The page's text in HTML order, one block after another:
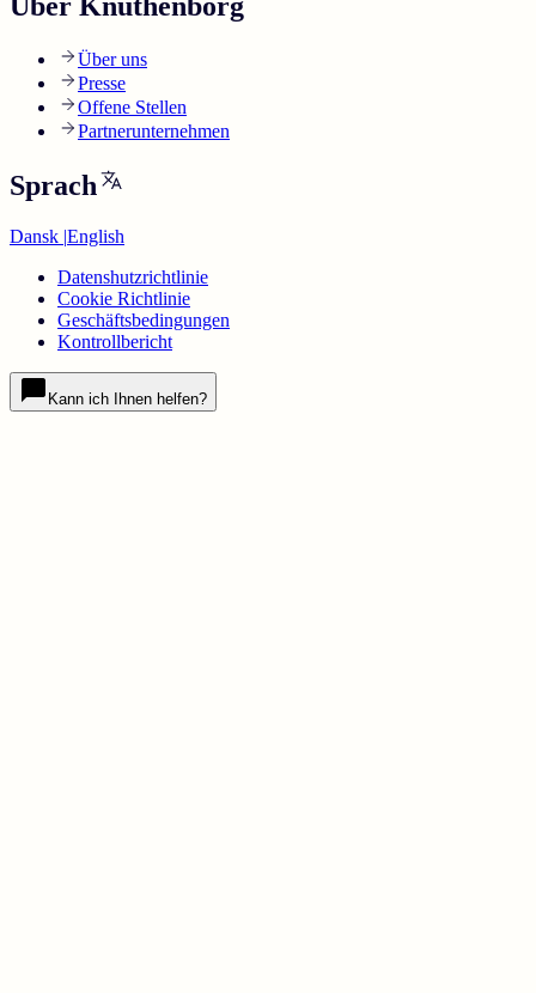
Über uns
Presse
Offene Stellen
Partnerunternehmen
Sprach
Dansk |English
Datenshutzrichtlinie
Cookie Richtlinie
Geschäftsbedingungen
Kontrollbericht
Kann ich Ihnen helfen?